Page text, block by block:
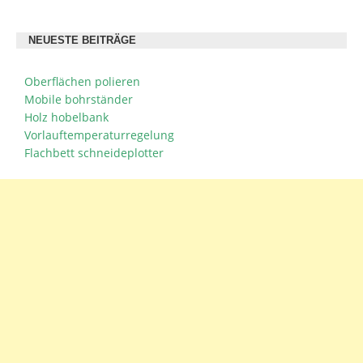
NEUESTE BEITRÄGE
Oberflächen polieren
Mobile bohrständer
Holz hobelbank
Vorlauftemperaturregelung
Flachbett schneideplotter